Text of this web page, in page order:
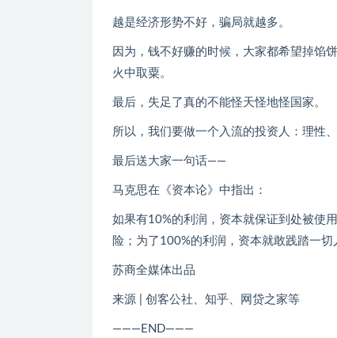
越是经济形势不好，骗局就越多。
因为，钱不好赚的时候，大家都希望掉馅
火中取粟。
最后，失足了真的不能怪天怪地怪国家。
所以，我们要做一个入流的投资人：理性
最后送大家一句话——
马克思在《资本论》中指出：
如果有10%的利润，资本就保证到处被使
险；为了100%的利润，资本就敢践踏一
苏商全媒体出品
来源 | 创客公社、知乎、网贷之家等
———END———